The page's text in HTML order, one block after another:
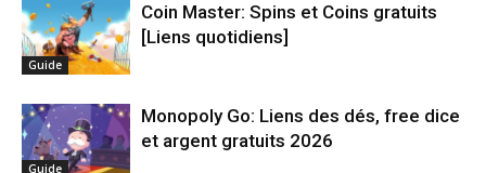
Guide
Coin Master: Spins et Coins gratuits
[Liens quotidiens]
Guide
Monopoly Go: Liens des dés, free dice
et argent gratuits 2026